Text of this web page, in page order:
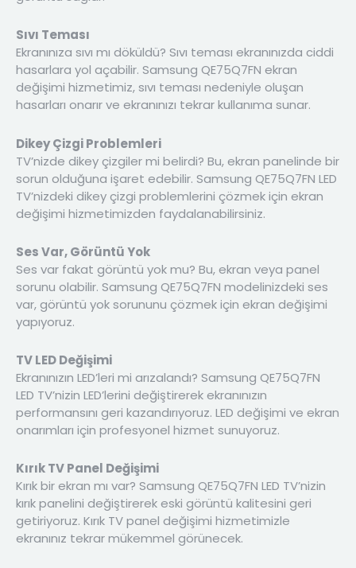
Sıvı Teması
Ekranınıza sıvı mı döküldü? Sıvı teması ekranınızda ciddi
hasarlara yol açabilir. Samsung QE75Q7FN ekran
değişimi hizmetimiz, sıvı teması nedeniyle oluşan
hasarları onarır ve ekranınızı tekrar kullanıma sunar.
Dikey Çizgi Problemleri
TV’nizde dikey çizgiler mi belirdi? Bu, ekran panelinde bir
sorun olduğuna işaret edebilir. Samsung QE75Q7FN LED
TV’nizdeki dikey çizgi problemlerini çözmek için ekran
değişimi hizmetimizden faydalanabilirsiniz.
Ses Var, Görüntü Yok
Ses var fakat görüntü yok mu? Bu, ekran veya panel
sorunu olabilir. Samsung QE75Q7FN modelinizdeki ses
var, görüntü yok sorununu çözmek için ekran değişimi
yapıyoruz.
TV LED Değişimi
Ekranınızın LED’leri mi arızalandı? Samsung QE75Q7FN
LED TV’nizin LED’lerini değiştirerek ekranınızın
performansını geri kazandırıyoruz. LED değişimi ve ekran
onarımları için profesyonel hizmet sunuyoruz.
Kırık TV Panel Değişimi
Kırık bir ekran mı var? Samsung QE75Q7FN LED TV’nizin
kırık panelini değiştirerek eski görüntü kalitesini geri
getiriyoruz. Kırık TV panel değişimi hizmetimizle
ekranınız tekrar mükemmel görünecek.